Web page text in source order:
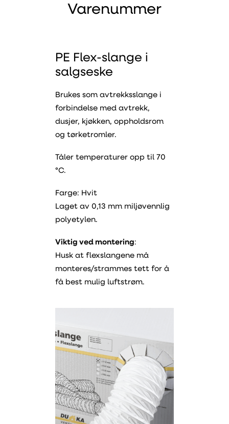
Varenummer
PE Flex-slange i
salgseske
Brukes som avtrekksslange i
forbindelse med avtrekk,
dusjer, kjøkken, oppholdsrom
og tørketromler.
Tåler temperaturer opp til 70
°C.
Farge: Hvit
Laget av 0,13 mm miljøvennlig
polyetylen.
Viktig ved montering:
Husk at flexslangene må
monteres/strammes tett for å
få best mulig luftstrøm.